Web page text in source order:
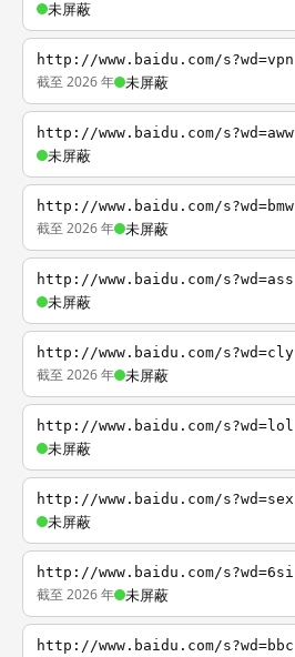
未屏蔽
http://www.baidu.com/s?wd=vpn
截至 2026 年 未屏蔽
http://www.baidu.com/s?wd=aww
未屏蔽
http://www.baidu.com/s?wd=bmw
截至 2026 年 未屏蔽
http://www.baidu.com/s?wd=ass
未屏蔽
http://www.baidu.com/s?wd=cly
截至 2026 年 未屏蔽
http://www.baidu.com/s?wd=lol
未屏蔽
http://www.baidu.com/s?wd=sex
未屏蔽
http://www.baidu.com/s?wd=6si
截至 2026 年 未屏蔽
http://www.baidu.com/s?wd=bbc